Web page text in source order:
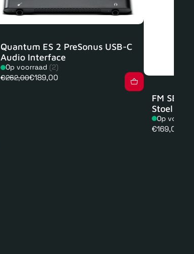
Quantum ES 2 PreSonus USB-C
Audio Interface
Op voorraad (2)
€262,00€189,00
FM
Stoel
Op
Normale
€169,00